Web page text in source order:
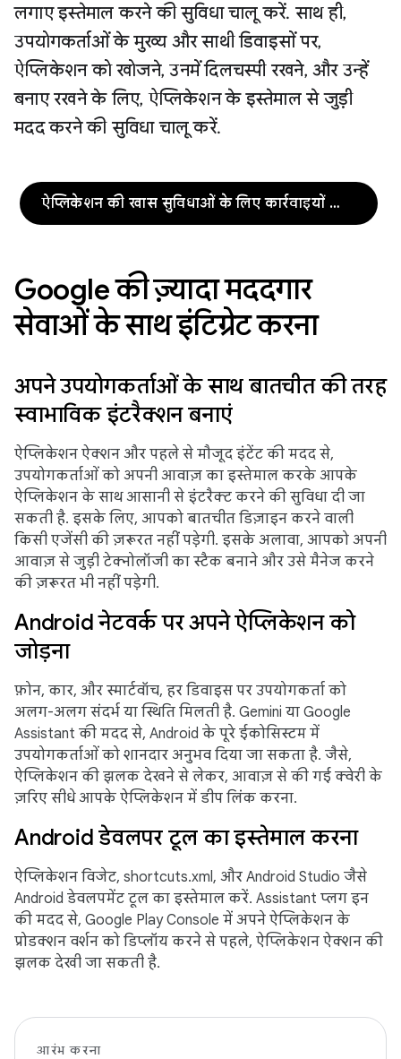
लगाए इस्तेमाल करने की सुविधा चालू करें. साथ ही,
उपयोगकर्ताओं के मुख्य और साथी डिवाइसों पर,
ऐप्लिकेशन को खोजने, उनमें दिलचस्पी रखने, और उन्हें
बनाए रखने के लिए, ऐप्लिकेशन के इस्तेमाल से जुड़ी
मदद करने की सुविधा चालू करें.
ऐप्लिकेशन की खास सुविधाओं के लिए कार्रवाइयों की मदद से बनाना
Google की ज़्यादा मददगार
सेवाओं के साथ इंटिग्रेट करना
अपने उपयोगकर्ताओं के साथ बातचीत की तरह
स्वाभाविक इंटरैक्शन बनाएं
ऐप्लिकेशन ऐक्शन और पहले से मौजूद इंटेंट की मदद से,
उपयोगकर्ताओं को अपनी आवाज़ का इस्तेमाल करके आपके
ऐप्लिकेशन के साथ आसानी से इंटरैक्ट करने की सुविधा दी जा
सकती है. इसके लिए, आपको बातचीत डिज़ाइन करने वाली
किसी एजेंसी की ज़रूरत नहीं पड़ेगी. इसके अलावा, आपको अपनी
आवाज़ से जुड़ी टेक्नोलॉजी का स्टैक बनाने और उसे मैनेज करने
की ज़रूरत भी नहीं पड़ेगी.
Android नेटवर्क पर अपने ऐप्लिकेशन को
जोड़ना
फ़ोन, कार, और स्मार्टवॉच, हर डिवाइस पर उपयोगकर्ता को
अलग-अलग संदर्भ या स्थिति मिलती है. Gemini या Google
Assistant की मदद से, Android के पूरे ईकोसिस्टम में
उपयोगकर्ताओं को शानदार अनुभव दिया जा सकता है. जैसे,
ऐप्लिकेशन की झलक देखने से लेकर, आवाज़ से की गई क्वेरी के
ज़रिए सीधे आपके ऐप्लिकेशन में डीप लिंक करना.
Android डेवलपर टूल का इस्तेमाल करना
ऐप्लिकेशन विजेट, shortcuts.xml, और Android Studio जैसे
Android डेवलपमेंट टूल का इस्तेमाल करें. Assistant प्लग इन
की मदद से, Google Play Console में अपने ऐप्लिकेशन के
प्रोडक्शन वर्शन को डिप्लॉय करने से पहले, ऐप्लिकेशन ऐक्शन की
झलक देखी जा सकती है.
आरंभ करना